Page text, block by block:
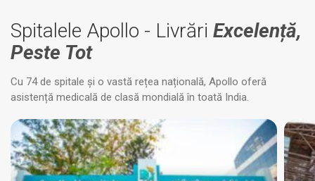
Spitalele Apollo - Livrări Excelență,
Peste Tot
Cu 74 de spitale și o vastă rețea națională, Apollo oferă
asistență medicală de clasă mondială în toată India.